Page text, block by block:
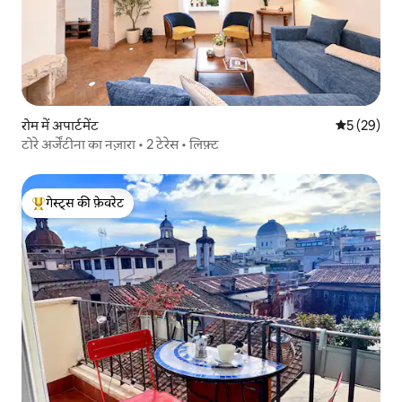
रोम में अपार्टमेंट औसत रेटिंग
5 (29)
टोरे अर्जेंटीना का नज़ारा • 2 टेरेस • लिफ़्ट
गेस्ट्स का टॉप फ़ेवरेट
गेस्ट्स की फ़ेवरेट